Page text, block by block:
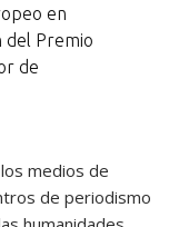
en
del Premio
de
medios de
de periodismo